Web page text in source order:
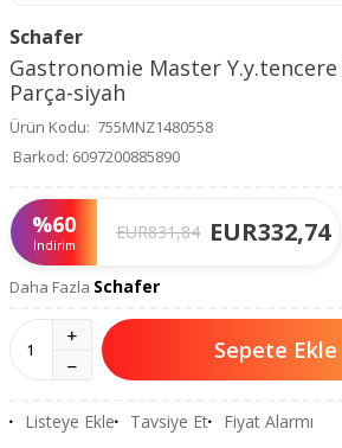
Schafer
Gastronomie Master
Parça-siyah
Ürün Kodu: 755MNZ1480558
Barkod: 6097200885890
%60
İndirim
EUR831,84 EUR332,74
Daha Fazla Schafer
Sepete Ekle
Listeye Ekle Tavsiye Et Fiyat Alarmı